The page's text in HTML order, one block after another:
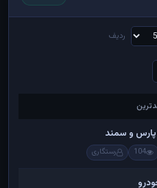
ردیف
104 رستگاری